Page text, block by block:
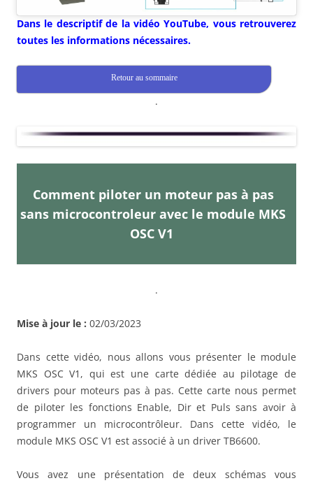
Dans le descriptif de la vidéo YouTube, vous retrouverez
toutes les informations nécessaires.
Retour au sommaire
.
Comment piloter un moteur pas à pas
sans microcontroleur avec le module MKS
OSC V1
.
Mise à jour le : 02/03/2023
Dans cette vidéo, nous allons vous présenter le module
MKS OSC V1, qui est une carte dédiée au pilotage de
drivers pour moteurs pas à pas. Cette carte nous permet
de piloter les fonctions Enable, Dir et Puls sans avoir à
programmer un microcontrôleur. Dans cette vidéo, le
module MKS OSC V1 est associé à un driver TB6600.
Vous avez une présentation de deux schémas vous